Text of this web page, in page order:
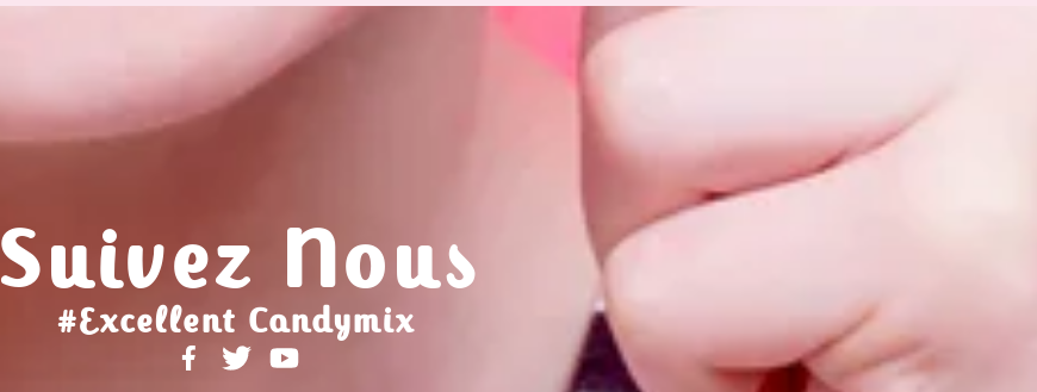
Suivez Nous
#Excellent Candymix